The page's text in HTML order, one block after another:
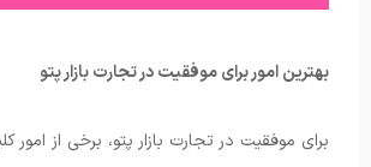
بهترین امور برای موفقیت در تجارت بازار پتو
برای موفقیت در تجارت بازار پتو، برخی از امور